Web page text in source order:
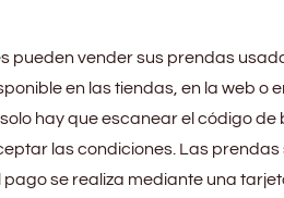
pueden vender sus prendas
en las tiendas, en la web o
hay que escanear el código
las condiciones. Las
pago se realiza mediante una